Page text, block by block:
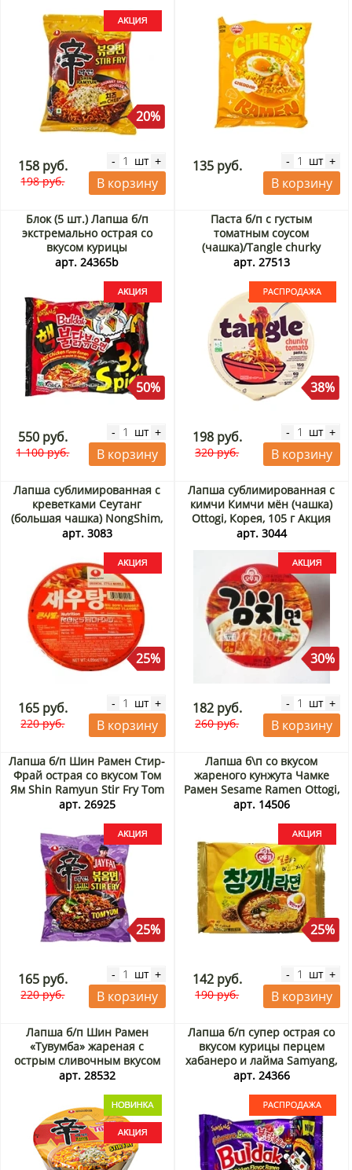
20%
158 руб.
198 руб.
- шт +
В корзину
135 руб. - шт +
В корзину
Блок (5 шт.) Лапша б/п
экстремально острая со
вкусом курицы
3хСпайси/3xSpicy Samyang,
арт. 24365b
50%
550 руб.
1 100 руб.
- шт +
В корзину
Паста б/п с густым
томатным соусом
(чашка)/Tangle churky
tomato pasta big bowl
до 17.09.2026. Распродажа
арт. 27513
38%
198 руб.
320 руб.
- шт +
В корзину
Лапша сублимированная с
креветками Сеутанг
(большая чашка) NongShim,
Корея 115 г Акция
арт. 3083
25%
165 руб.
220 руб.
- шт +
В корзину
Лапша сублимированная с
кимчи Кимчи мён (чашка)
Ottogi, Корея, 105 г Акция
арт. 3044
30%
182 руб.
260 руб.
- шт +
В корзину
Лапша б/п Шин Рамен Стир-
Фрай острая со вкусом Том
Ям Shin Ramyun Stir Fry Tom
Yum Nongshim, Корея, 130 г
арт. 26925
25%
165 руб.
220 руб.
- шт +
В корзину
Лапша б\п со вкусом
жареного кунжута Чамке
Рамен Sesame Ramen Ottogi,
Корея, 115 г Акция
арт. 14506
25%
142 руб.
190 руб.
- шт +
В корзину
Лапша б/п Шин Рамен
«Тувумба» жареная с
острым сливочным вкусом
(Shin Ramyun Stir Fry
113 г Акция
арт. 28532
Лапша б/п супер острая со
вкусом курицы перцем
хабанеро и лайма Samyang,
Корея, 135 г. Срок до
арт. 24366